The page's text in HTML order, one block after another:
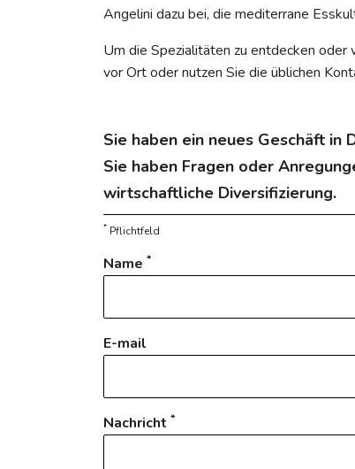
Angelini dazu bei, die mediterrane
Um die Spezialitäten zu entdecken
vor Ort oder nutzen Sie die üblichen
Sie haben ein neues Geschäft
Sie haben Fragen oder
wirtschaftliche Diversifizierung.
*Pflichtfeld
Name *
E-mail
Nachricht *